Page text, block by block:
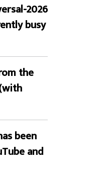
2026
busy
the
been
and